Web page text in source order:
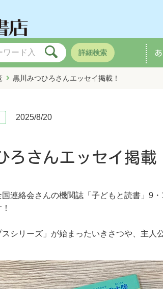
詳細検索
黒川みつひろさんエッセイ掲載！
2025/8/20
ろさんエッセイ掲載
連絡会さんの機関誌「子どもと読書」9
スシリーズ」が始まったいきさつや、主